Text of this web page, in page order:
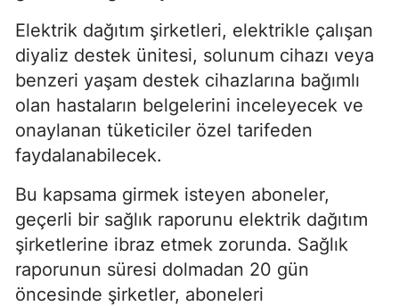
Elektrik dağıtım şirketleri, elektrikle çalışan
diyaliz destek ünitesi, solunum cihazı veya
benzeri yaşam destek cihazlarına bağımlı
olan hastaların belgelerini inceleyecek ve
onaylanan tüketiciler özel tarifeden
faydalanabilecek.
Bu kapsama girmek isteyen aboneler,
geçerli bir sağlık raporunu elektrik dağıtım
şirketlerine ibraz etmek zorunda. Sağlık
raporunun süresi dolmadan 20 gün
öncesinde şirketler, aboneleri